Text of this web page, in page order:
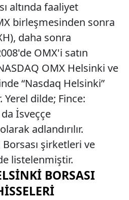
altında faaliyet
birleşmesinden sonra
daha sonra
OMX'i satın
OMX Helsinki ve
“Nasdaq Helsinki”
Yerel dilde; Fince:
İsveççe
adlandırılır.
şirketleri ve
listelenmiştir.
BORSASI